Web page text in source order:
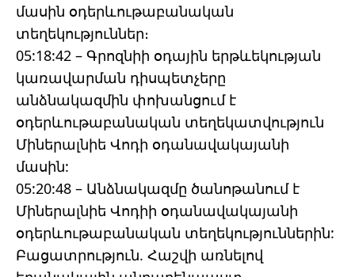
մասին օդերևութաբանական
տեղեկություններ։
05:18:42 – Գրոզնիի օդային երթևեկության
կառավարման դիսպետչերը
անձնակազմին փոխանցում է
օդերևութաբանական տեղեկատվություն
Միներալնիե Վոդի օդանավակայանի
մասին:
05:20:48 – Անձնակազմը ծանոթանում է
Միներալնիե Վոդիի օդանավակայանի
օդերևութաբանական տեղեկություններին:
Բացատրություն. Հաշվի առնելով